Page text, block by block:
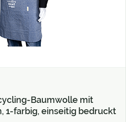
Baumwolle mit
1-farbig, einseitig bedruckt